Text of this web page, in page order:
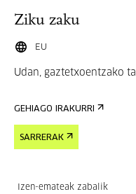
Ziku zaku
EU
Udan, gaztetxoentzako
GEHIAGO IRAKURRI
SARRERAK
Izen-emateak zabalik